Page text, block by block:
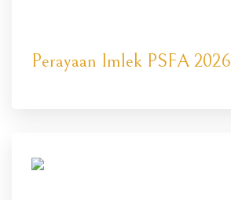
Perayaan Imlek PSFA 2026